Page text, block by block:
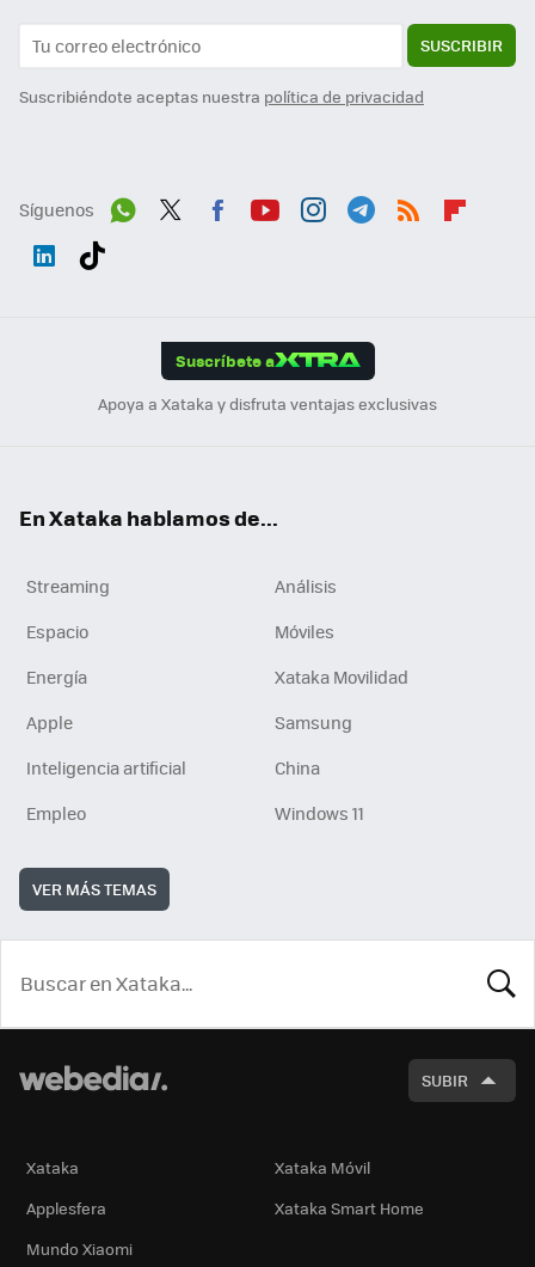
SUSCRIBIR
Suscribiéndote aceptas nuestra política de privacidad
Síguenos
Suscríbete a
Apoya a Xataka y disfruta ventajas exclusivas
En Xataka hablamos de...
Streaming
Análisis
Espacio
Móviles
Energía
Xataka Movilidad
Apple
Samsung
Inteligencia artificial
China
Empleo
Windows 11
VER MÁS TEMAS
SUBIR
Xataka
Xataka Móvil
Applesfera
Xataka Smart Home
Mundo Xiaomi